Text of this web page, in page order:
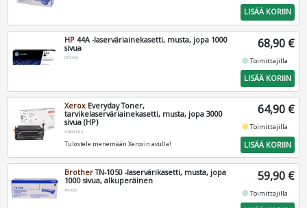
LISÄÄ KORIIN
HP 44A -laserväriainekasetti, musta, jopa 1000
sivua
CF244A
68,90 €
fiber_manual_recordToimittajilla
LISÄÄ KORIIN
Xerox Everyday Toner,
tarvikelaserväriainekasetti, musta, jopa 3000
sivua (HP)
006R04418
Tulostele menemään Xeroxin avulla!
64,90 €
fiber_manual_recordToimittajilla
LISÄÄ KORIIN
BrotherTN-1050 -laservärikasetti, musta, jopa
1000 sivua, alkuperäinen
TN1050
59,90 €
fiber_manual_recordToimittajilla